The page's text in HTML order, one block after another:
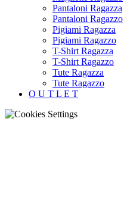
Pantaloni Ragazza
Pantaloni Ragazzo
Pigiami Ragazza
Pigiami Ragazzo
T-Shirt Ragazza
T-Shirt Ragazzo
Tute Ragazza
Tute Ragazzo
O U T L E T